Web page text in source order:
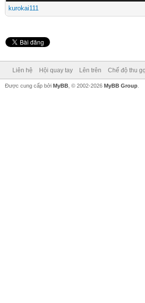
kurokai111
Liên hệ Hội quay tay Lên trên Chế độ thu
Được cung cấp bởi MyBB , © 2002-2026 MyBB Group